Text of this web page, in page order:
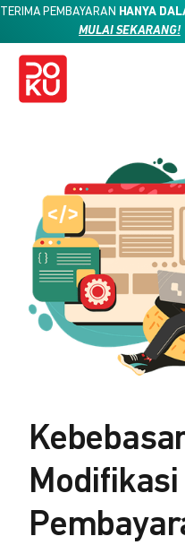
TERIMA PEMBAYARAN HANYA
MULAI SEKARANG!